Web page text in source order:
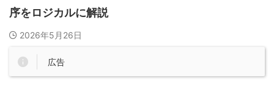
序をロジカルに解説
2026年5月26日
広告